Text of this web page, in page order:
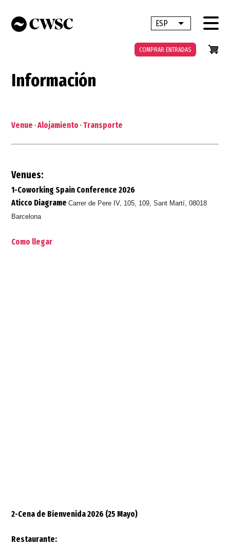
contenido
ESP Lista adicional
COMPRAR ENTRADAS
Información
Venue ·Alojamiento · Transporte
Venues:
1-Coworking Spain Conference 2026
Aticco DiagrameCarrer de Pere IV, 105, 109, Sant Martí, 08018
Barcelona
Como llegar
2-Cena de Bienvenida 2026 (25 Mayo)
Restaurante: